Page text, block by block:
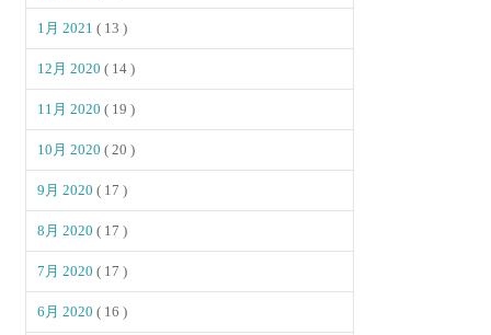
1月 2021( 13 )
12月 2020( 14 )
11月 2020( 19 )
10月 2020( 20 )
9月 2020( 17 )
8月 2020( 17 )
7月 2020( 17 )
6月 2020( 16 )